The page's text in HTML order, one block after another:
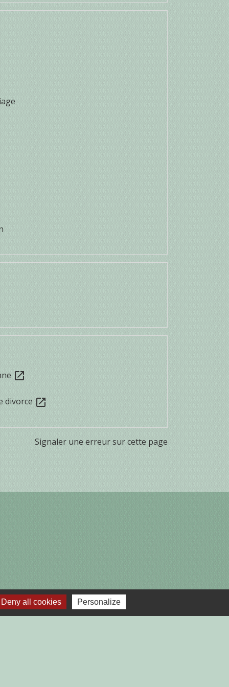
open_in_new
divorce open_in_new
Signaler une erreur sur cette page
all cookies Personalize